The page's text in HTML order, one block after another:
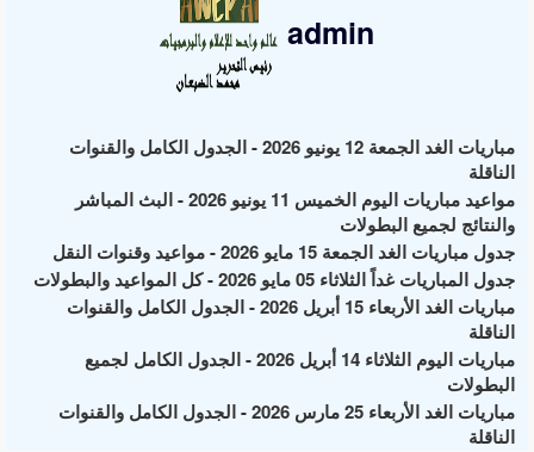
admin
مباريات الغد الجمعة 12 يونيو 2026 - الجدول الكامل والقنوات
الناقلة
مواعيد مباريات اليوم الخميس 11 يونيو 2026 - البث المباشر
والنتائج لجميع البطولات
جدول مباريات الغد الجمعة 15 مايو 2026 - مواعيد وقنوات النقل
جدول المباريات غداً الثلاثاء 05 مايو 2026 - كل المواعيد والبطولات
مباريات الغد الأربعاء 15 أبريل 2026 - الجدول الكامل والقنوات
الناقلة
مباريات اليوم الثلاثاء 14 أبريل 2026 - الجدول الكامل لجميع
البطولات
مباريات الغد الأربعاء 25 مارس 2026 - الجدول الكامل والقنوات
الناقلة